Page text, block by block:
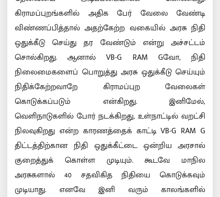
கிராமப்புறங்களில் அதிக பேர் வேலை வேண்டி
விண்ணப்பித்தால் அதற்கேற்ற வகையில் அரசு நிதி
ஒதுக்கீடு செய்து தர வேண்டும் என்று அச்சட்டம்
சொல்கிறது. ஆனால் VB-G RAM Gவோ, நிதி
நிலைமைகளைப் பொறுத்து அரசு ஒதுக்கீடு செய்யும்
நிதிக்கேற்றவாறே கிராமப்புற வேலைகள்
கொடுக்கப்படும் என்கிறது. இனிமேல்,
வெளிநாடுகளில் போர் நடக்கிறது, உள்நாட்டில் வறட்சி
நிலவுகிறது என்ற காரணத்தைக் காட்டி VB-G RAM G
திட்டத்திற்கான நிதி ஒதுக்கீட்டை ஒன்றிய அரசால்
குறைத்துக் கொள்ள முடியும். கூடவே மாநில
அரசுகளால் 40 சதவிகித நிதியை கொடுக்கவும்
முடியாது. எனவே இனி வரும் காலங்களில்